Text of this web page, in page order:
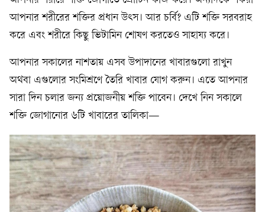
আপনার শরীরের শক্তির প্রধান উৎস। আর চর্বি? এটি শক্তি সরবরাহ
করে এবং শরীরে কিছু ভিটামিন শোষণ করতেও সাহায্য করে।
আপনার সকালের নাশতায় এসব উপাদানের খাবারগুলো রাখুন
অথবা এগুলোর সংমিশ্রণে তৈরি খাবার যোগ করুন। এতে আপনার
সারা দিন চলার জন্য প্রয়োজনীয় শক্তি পাবেন। দেখে নিন সকালে
শক্তি জোগানোর ৬টি খাবারের তালিকা—